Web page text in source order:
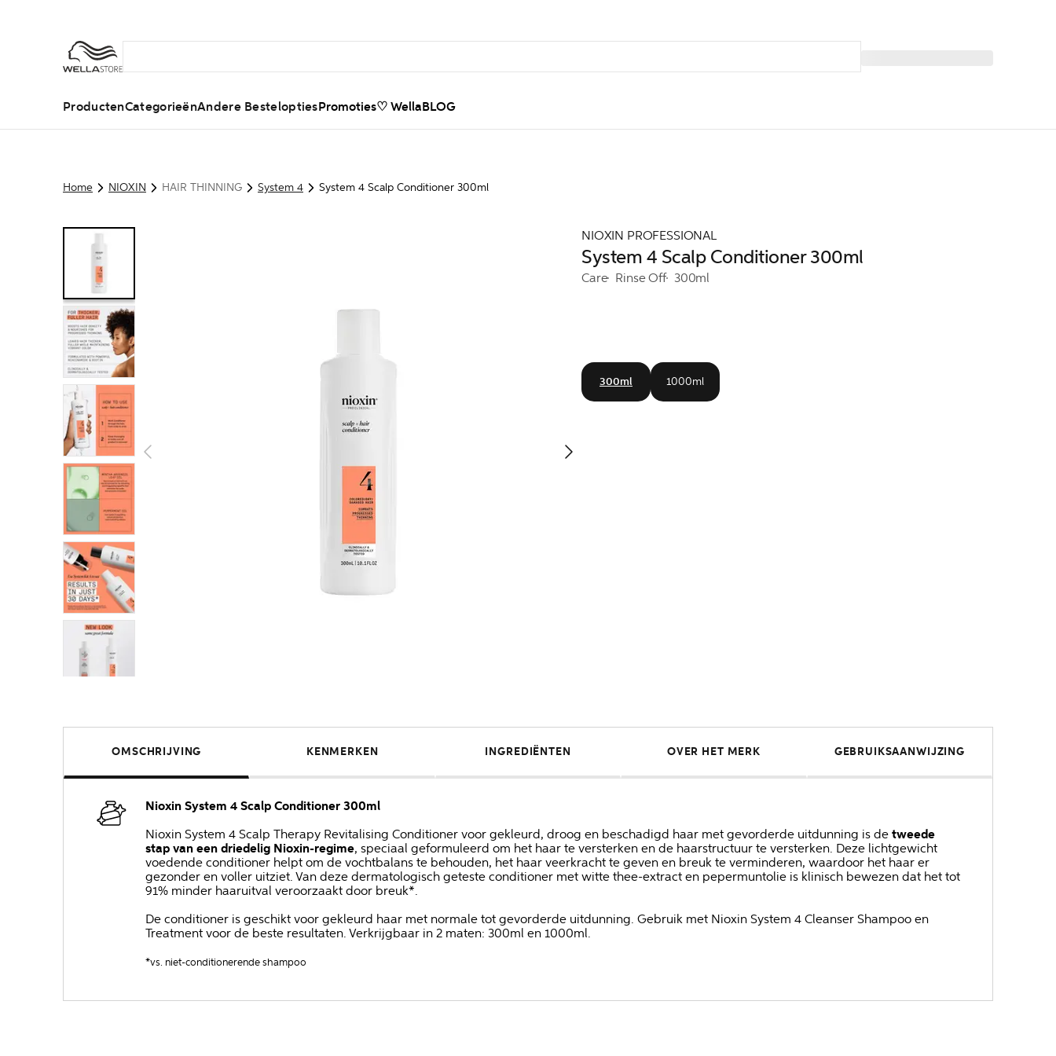
ProductenCategorieënAndere BesteloptiesPromoties♡ WellaBLOG
Home NIOXIN HAIR THINNING System 4 System 4 Scalp Conditioner 300ml
NIOXIN PROFESSIONAL
System 4 Scalp Conditioner 300ml
Care Rinse Off 300ml
300ml 1000ml
OMSCHRIJVING KENMERKEN INGREDIËNTEN OVER HET MERK GEBRUIKSAANWIJZING
Nioxin System 4 Scalp Conditioner 300ml
Nioxin System 4 Scalp Therapy Revitalising Conditioner voor gekleurd, droog en beschadigd haar met gevorderde uitdunning is de tweede
stap van een driedelig Nioxin-regime, speciaal geformuleerd om het haar te versterken en de haarstructuur te versterken. Deze lichtgewicht
voedende conditioner helpt om de vochtbalans te behouden, het haar veerkracht te geven en breuk te verminderen, waardoor het haar er
gezonder en voller uitziet. Van deze dermatologisch geteste conditioner met witte thee-extract en pepermuntolie is klinisch bewezen dat het tot
91% minder haaruitval veroorzaakt door breuk*.
De conditioner is geschikt voor gekleurd haar met normale tot gevorderde uitdunning. Gebruik met Nioxin System 4 Cleanser Shampoo en
Treatment voor de beste resultaten. Verkrijgbaar in 2 maten: 300ml en 1000ml.
*vs. niet-conditionerende shampoo